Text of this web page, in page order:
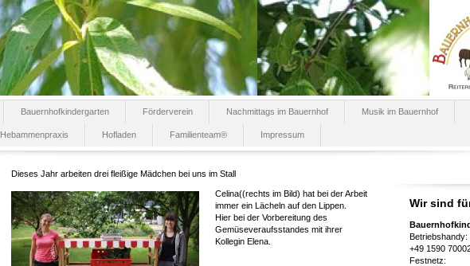
Bauernhofkindergarten Förderverein Nachmittags im Bauernhof Musik im Bauernhof
Hebammenpraxis Hofladen Familienteam® Impressum
Dieses Jahr arbeiten drei fleißige Mädchen bei uns im Stall
Celina((rechts im Bild) hat bei der Arbeit
immer ein Lächeln auf den Lippen.
Hier bei der Vorbereitung des
Gemüseveraufsstandes mit ihrer
Kollegin Elena.
Wir sind
Betriebshandy:
+49 1590
Festnetz: